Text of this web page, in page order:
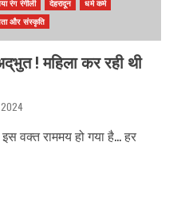
रंग रंगीली देहरादून
धर्म कर्म
और संस्कृति
! महिला कर रही थी
2024
वक्त राममय हो गया है… हर